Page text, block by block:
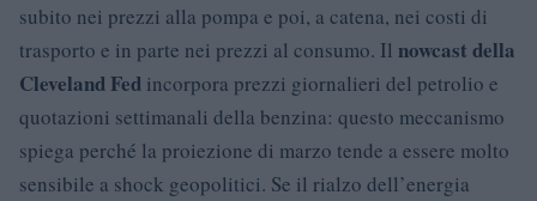
subito nei prezzi alla pompa e poi, a catena, nei costi di
trasporto e in parte nei prezzi al consumo. Il nowcast della
Cleveland Fed incorpora prezzi giornalieri del petrolio e
quotazioni settimanali della benzina: questo meccanismo
spiega perché la proiezione di marzo tende a essere molto
sensibile a shock geopolitici. Se il rialzo dell’energia